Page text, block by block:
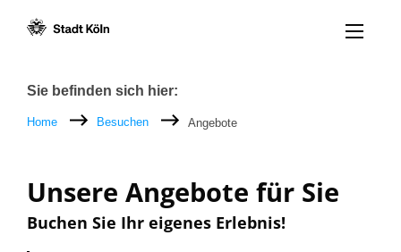
Menü
Breadcrumb
Sie befinden sich hier:
Home Besuchen Angebote
Unsere Angebote für Sie
Buchen Sie Ihr eigenes Erlebnis!